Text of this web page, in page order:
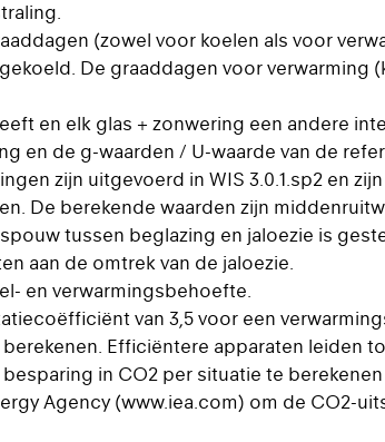
(zowel voor koelen als voor
De graaddagen voor verwarming
en elk glas + zonwering een andere
en de g-waarden / U-waarde van de
zijn uitgevoerd in WIS 3.0.1.sp2 en
De berekende waarden zijn
tussen beglazing en jaloezie is
aan de omtrek van de jaloezie.
en verwarmingsbehoefte.
van 3,5 voor een
Efficiëntere apparaten leiden
in CO2 per situatie te
Agency (www.iea.com) om de CO2-